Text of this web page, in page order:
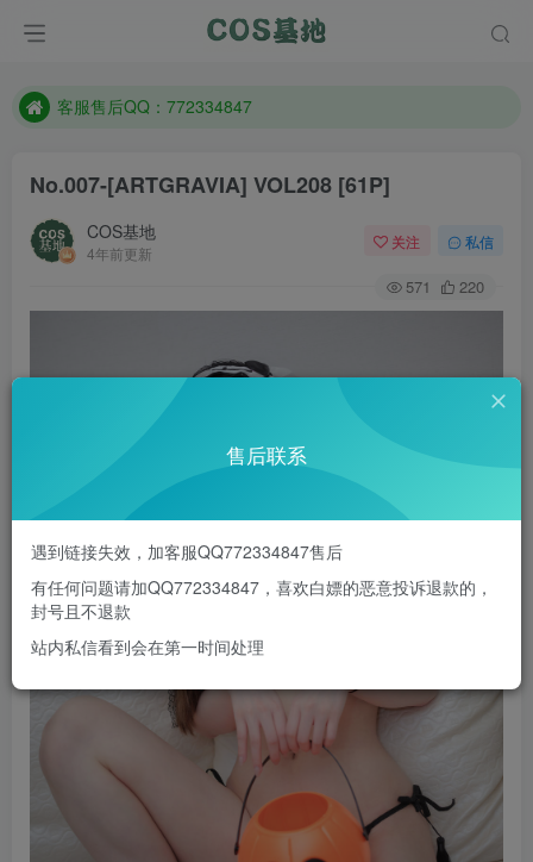
遇到任何问题加客服QQ：772334847
客服售后QQ：772334847
防失联：百度搜索《一七天佳》，实时查看最新站点。
No.007-[ARTGRAVIA] VOL208 [61P]
COS基地
4年前更新
关注 私信
571 220
售后联系
遇到链接失效，加客服QQ772334847售后
有任何问题请加QQ772334847，喜欢白嫖的恶意投诉退款的，
封号且不退款
站内私信看到会在第一时间处理